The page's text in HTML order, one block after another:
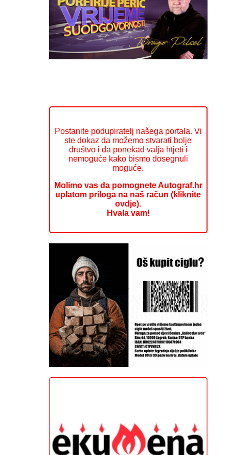
Postanite podupiratelj našega portala. Vi
ste dokaz da možemo stvarati bolje
društvo i da ponekad valja htjeti i
nemoguće kako bismo dosegnuli
moguće.
Molimo vas da pomognete Autograf.hr
uplatom priloga na naš račun (kliknite
ovdje).
Hvala vam!